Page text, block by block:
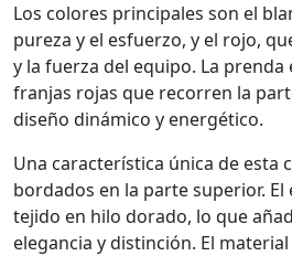
Los colores principales son el
pureza y el esfuerzo, y el rojo,
y la fuerza del equipo. La
franjas rojas que recorren la
diseño dinámico y energético.
Una característica única de esta
bordados en la parte superior. El
tejido en hilo dorado, lo que
elegancia y distinción. El